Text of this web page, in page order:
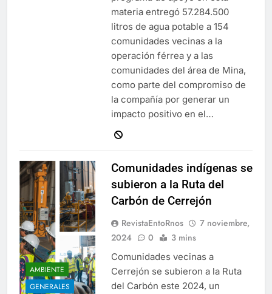
materia entregó 57.284.500
litros de agua potable a 154
comunidades vecinas a la
operación férrea y a las
comunidades del área de Mina,
como parte del compromiso de
la compañía por generar un
impacto positivo en el…
AMBIENTE
GENERALES
Comunidades indígenas se
subieron a la Ruta del
Carbón de Cerrejón
RevistaEntoRnos
7 noviembre,
2024
0 3 mins
Comunidades vecinas a
Cerrejón se subieron a la Ruta
del Carbón este 2024, un